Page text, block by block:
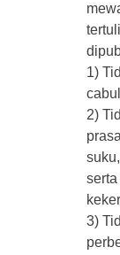
1)
cabul
2)
3)